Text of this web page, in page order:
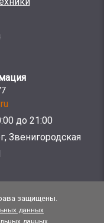
до 21:00
Звенигородская
защищены.
данных